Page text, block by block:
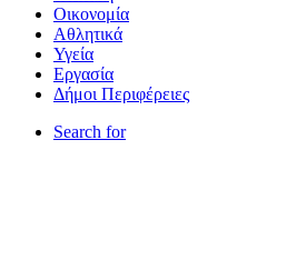
Οικονομία
Αθλητικά
Υγεία
Εργασία
Δήμοι Περιφέρειες
Search for